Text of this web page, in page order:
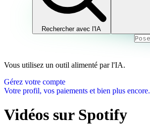
Rechercher avec l'IA
Vous utilisez un outil alimenté par l'IA.
Gérez votre compte
Votre profil, vos paiements et bien plus encore.
Vidéos sur Spotify